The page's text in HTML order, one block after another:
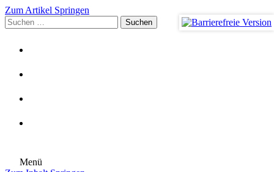
Zum Artikel Springen
Suchen
nach:
Menü